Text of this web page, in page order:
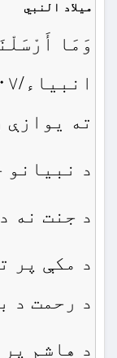
ميلاد النبي
وَمَا
ته يوازې
د نبیانو
د جنت نه
د مکې پر
د رحمت د
د هاشم